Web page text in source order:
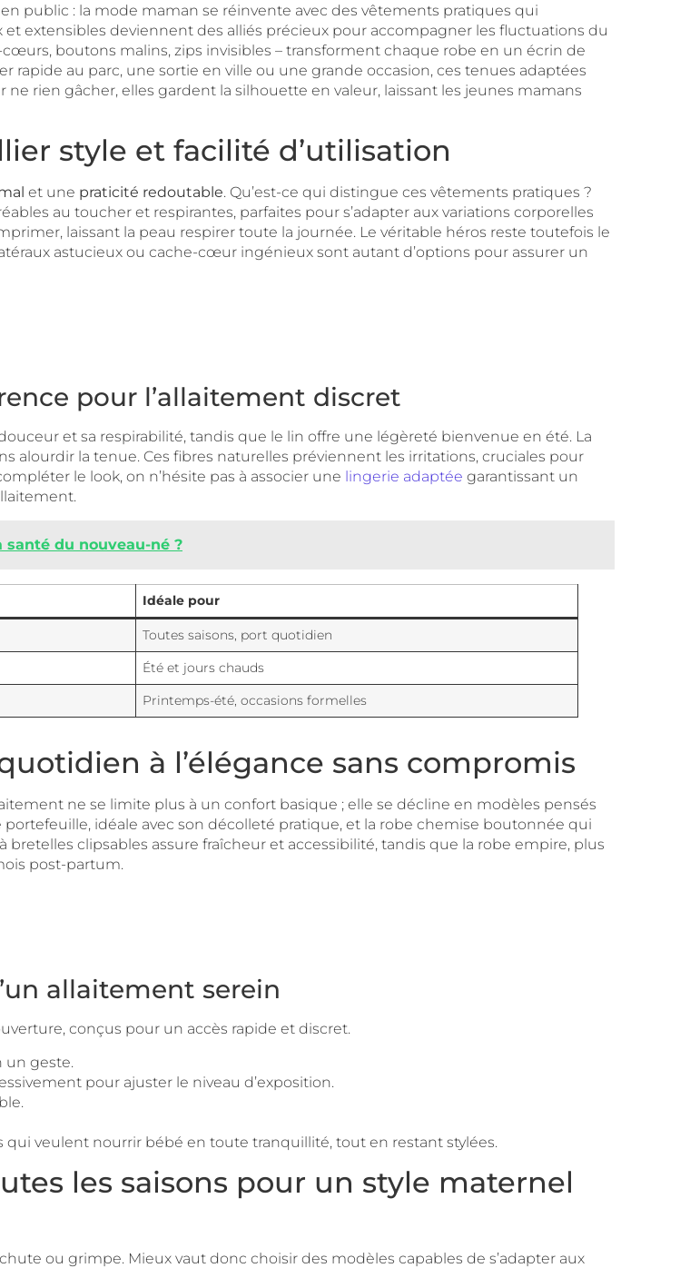
public : la mode maman se réinvente avec des vêtements pratiques qui
extensibles deviennent des alliés précieux pour accompagner les fluctuations du
boutons malins, zips invisibles – transforment chaque robe en un écrin de
au parc, une sortie en ville ou une grande occasion, ces tenues adaptées
rien gâcher, elles gardent la silhouette en valeur, laissant les jeunes mamans
style et facilité d’utilisation
et une praticité redoutable. Qu’est-ce qui distingue ces vêtements pratiques ?
au toucher et respirantes, parfaites pour s’adapter aux variations corporelles
laissant la peau respirer toute la journée. Le véritable héros reste toutefois le
astucieux ou cache-cœur ingénieux sont autant d’options pour assurer un
pour l’allaitement discret
et sa respirabilité, tandis que le lin offre une légèreté bienvenue en été. La
alourdir la tenue. Ces fibres naturelles préviennent les irritations, cruciales pour
le look, on n’hésite pas à associer une lingerie adaptée garantissant un
du nouveau-né ?
Idéale pour
Toutes saisons, port quotidien
Été et jours chauds
Printemps-été, occasions formelles
à l’élégance sans compromis
ne se limite plus à un confort basique ; elle se décline en modèles pensés
idéale avec son décolleté pratique, et la robe chemise boutonnée qui
bretelles clipsables assure fraîcheur et accessibilité, tandis que la robe empire, plus
post-partum.
allaitement serein
conçus pour un accès rapide et discret.
un geste.
pour ajuster le niveau d’exposition.
veulent nourrir bébé en toute tranquillité, tout en restant stylées.
les saisons pour un style maternel
ou grimpe. Mieux vaut donc choisir des modèles capables de s’adapter aux